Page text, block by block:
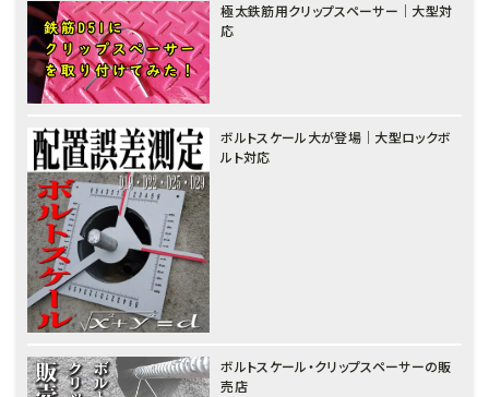
極太鉄筋用クリップスペーサー｜大型対
応
ボルトスケール大が登場｜大型ロックボ
ルト対応
ボルトスケール・クリップスペーサーの販
売店